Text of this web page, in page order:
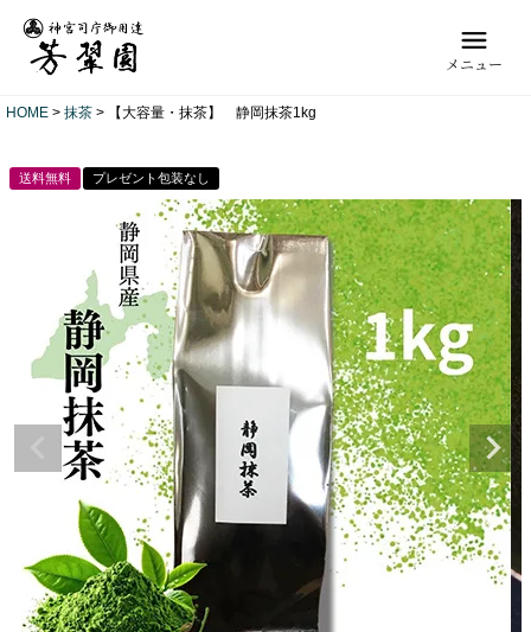
メニュー
HOME 抹茶 【大容量・抹茶】 静岡抹茶1kg
送料無料 プレゼント包装なし